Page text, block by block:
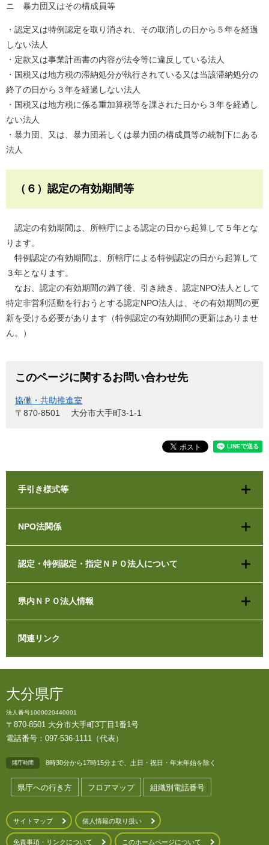
ニ 暴力団又はその構成員等
・認定又は特例認定を取り消され、その取消しの日から５年を経過
しない法人
・定款又は事業計画書の内容が法令等に違反している法人
・国税又は地方税の滞納処分が執行されている又は当該滞納処分の
終了の日から３年を経過しない法人
・国税又は地方税に係る重加算税等を課された日から３年を経過し
ない法人
・暴力団、又は、暴力団若しくは暴力団の構成員等の統制下にある
法人
（６）認定の有効期間等
認定の有効期間は、所轄庁による認定の日から起算して５年とな
ります。
特例認定の有効期間は、所轄庁による特例認定の日から起算して
３年となります。
なお、認定の有効期間の満了後、引き続き、認定NPO法人として
特定非営利活動を行おうとする認定NPO法人は、その有効期間の更
新を受ける必要があります（特例認定の有効期間の更新はありませ
ん。）
このページに関するお問い合わせ先
協働・共助推進室
〒870-8501
大分市大手町3-1-1
手引き様式等
NPO法関係
認定・特例認定・指定ＮＰＯ法人について
県内ＮＰＯ法人情報
関連リンク
大分県庁
法人番号1000020440001
〒870-8501 大分市大手町3丁目1番1号
電話番号：097-536-1111（代表）
開庁時間 8時30分から17時15分まで、土日・祝日・年末年始を除く
県庁への行き方 フロアマップ 組織別電話番号
サイトマップ 個人情報の取り扱い
免責事項・リンクについて このホームページについて